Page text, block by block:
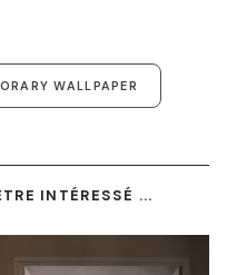
WALLPAPER
INTÉRESSÉ ...